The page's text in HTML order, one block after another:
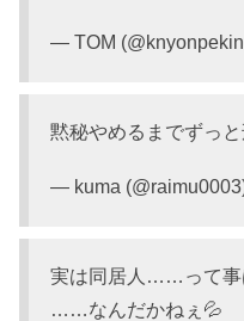
— TOM
黙秘やめるまでずっ
— kuma
実は同居人……って事
……なんだかねぇ💦